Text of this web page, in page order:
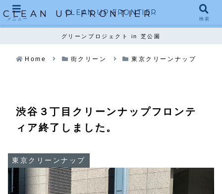
CLEAN UP FRONTIER
グリーンプロジェクト in 芝公園
Home 街クリーン 東京クリーンナップ
渋谷３丁目クリーンナップフロンテ
ィア終了しました。
東京クリーンナップ
メニュー
CLEAN UP FRONTIER
検索